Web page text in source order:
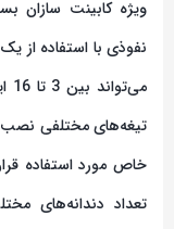
ویژه کابینت سازان
نفوذی با استفاده از
تیغه‌های مختلفی نصب
خاص مورد استفاده
تعداد دندانه‌های